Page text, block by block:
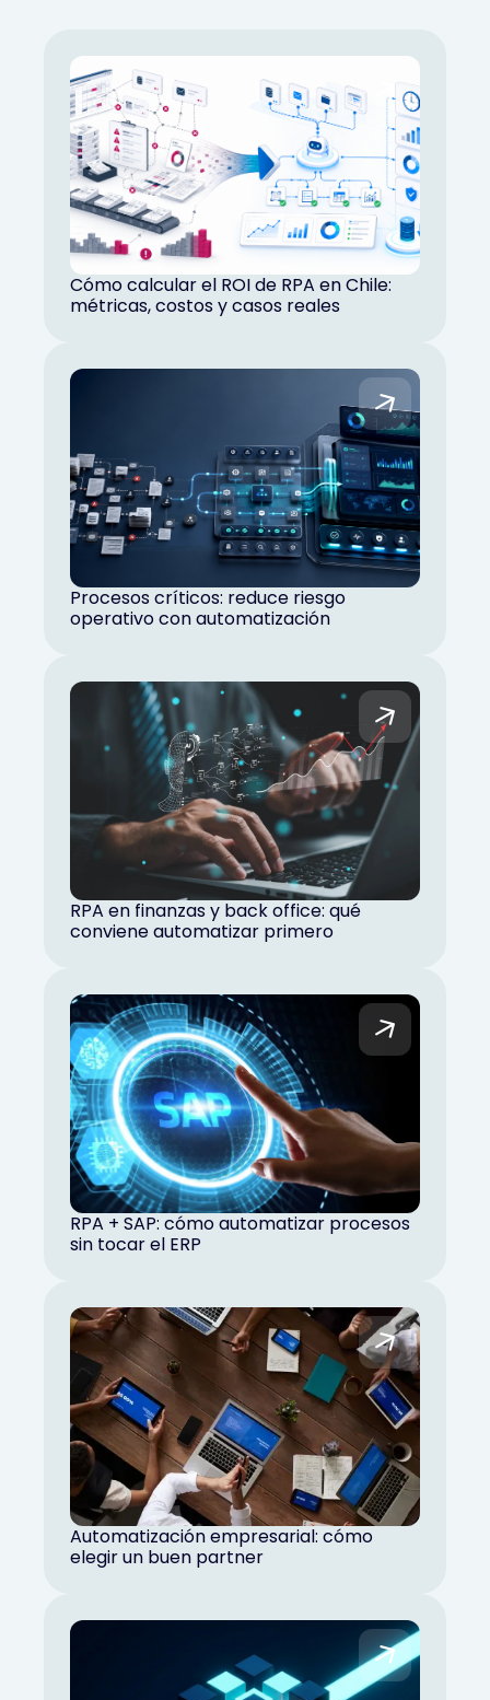
Cómo calcular el ROI de RPA en Chile:
métricas, costos y casos reales
Procesos críticos: reduce riesgo
operativo con automatización
RPA en finanzas y back office: qué
conviene automatizar primero
RPA + SAP: cómo automatizar procesos
sin tocar el ERP
Automatización empresarial: cómo
elegir un buen partner